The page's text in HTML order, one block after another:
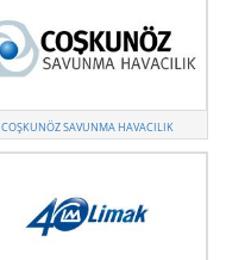
COŞKUNÖZ SAVUNMA HAVACILIK